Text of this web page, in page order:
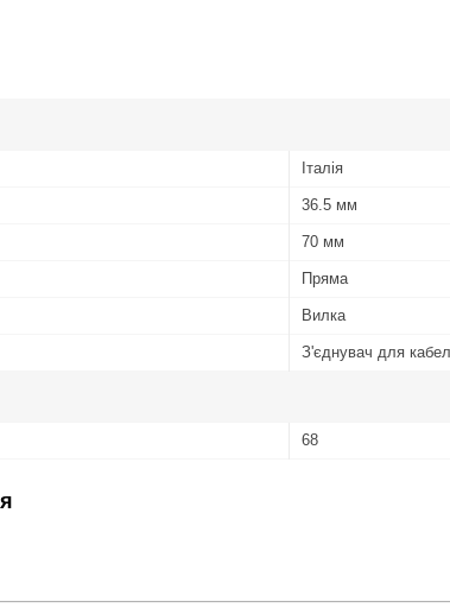
Італія
36.5 мм
70 мм
Пряма
Вилка
З'єднувач для
68